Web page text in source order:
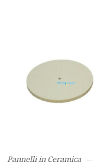
Pannelli in Ceramica